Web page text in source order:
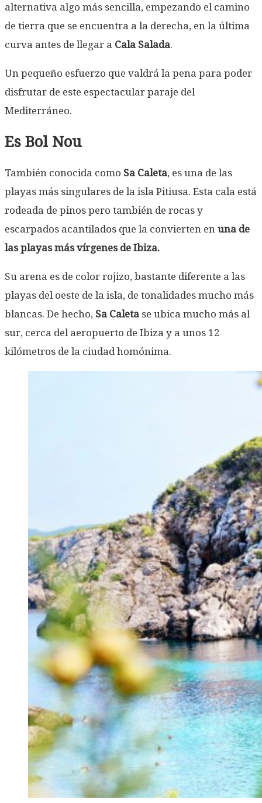
alternativa algo más sencilla, empezando el camino
de tierra que se encuentra a la derecha, en la última
curva antes de llegar a Cala Salada.
Un pequeño esfuerzo que valdrá la pena para poder
disfrutar de este espectacular paraje del
Mediterráneo.
Es Bol Nou
También conocida como Sa Caleta, es una de las
playas más singulares de la isla Pitiusa. Esta cala está
rodeada de pinos pero también de rocas y
escarpados acantilados que la convierten en una de
las playas más vírgenes de Ibiza.
Su arena es de color rojizo, bastante diferente a las
playas del oeste de la isla, de tonalidades mucho más
blancas. De hecho, Sa Caleta se ubica mucho más al
sur, cerca del aeropuerto de Ibiza y a unos 12
kilómetros de la ciudad homónima.